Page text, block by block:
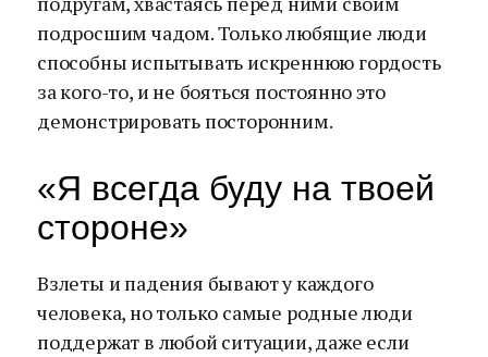
подросшим чадом. Только любящие люди
способны испытывать искреннюю гордость
за кого-то, и не бояться постоянно это
демонстрировать посторонним.
«Я всегда буду на твоей
стороне»
Взлеты и падения бывают у каждого
человека, но только самые родные люди
поддержат в любой ситуации, даже если